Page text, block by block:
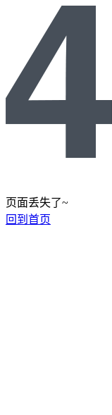
页面丢失了~
回到首页